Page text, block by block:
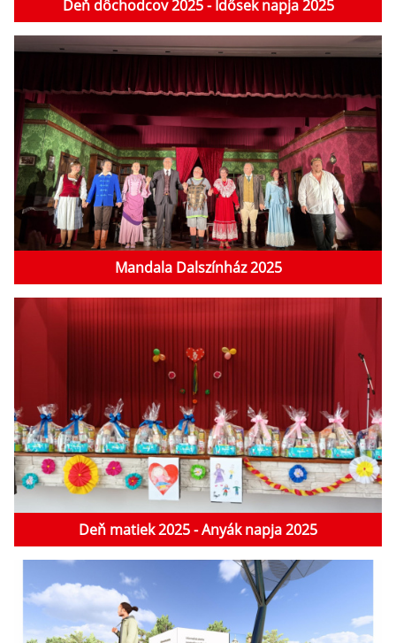
Deň dôchodcov 2025 - Idősek napja 2025
Mandala Dalszínház 2025
Deň matiek 2025 - Anyák napja 2025